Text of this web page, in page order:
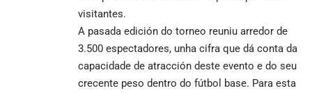
visitantes.
A pasada edición do torneo reuniu arredor de
3.500 espectadores, unha cifra que dá conta da
capacidade de atracción deste evento e do seu
crecente peso dentro do fútbol base. Para esta